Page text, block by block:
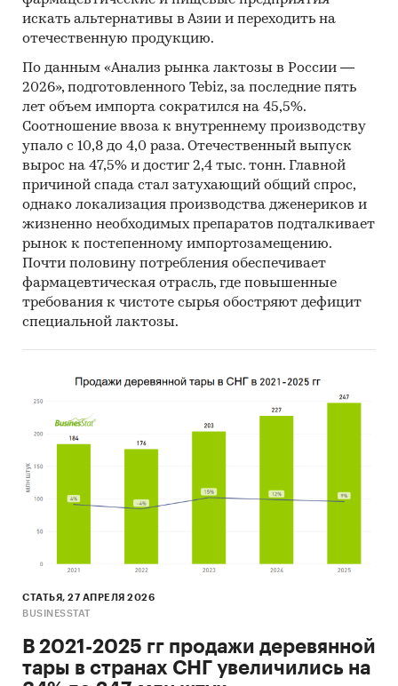
Грузия *
Казахстан
Кыргызстан
Молдова
Россия
Таджикистан
Туркменистан
Узбекистан
* Грузия включена в отчет по причине тесной
экономической зависимости от остальных
стран региона
официальная статистика:
United Nations Statistics Division
Commodity Trade Statistics
Index Mundi
International Trade Centre
Food and Agriculture Organization of the
Organization for Economic Co-operation and
Development
искать альтернативы в Азии и переходить на
отечественную продукцию.
По данным «Анализ рынка лактозы в России —
2026», подготовленного Tebiz, за последние пять
лет объем импорта сократился на 45,5%.
Соотношение ввоза к внутреннему производству
упало с 10,8 до 4,0 раза. Отечественный выпуск
вырос на 47,5% и достиг 2,4 тыс. тонн. Главной
причиной спада стал затухающий общий спрос,
однако локализация производства дженериков и
жизненно необходимых препаратов подталкивает
рынок к постепенному импортозамещению.
Почти половину потребления обеспечивает
фармацевтическая отрасль, где повышенные
требования к чистоте сырья обостряют дефицит
специальной лактозы.
СТАТЬЯ, 27 АПРЕЛЯ 2026
BUSINESSTAT
В 2021-2025 гг продажи деревянной
тары в странах СНГ увеличились на